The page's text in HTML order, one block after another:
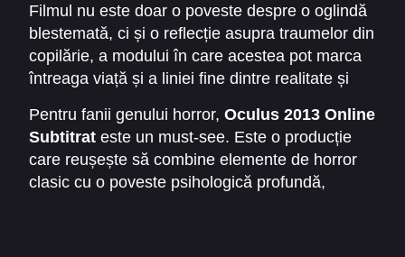
confuzie intenționată face caOculus 2013
Online Subtitratsă fie un horror psihologic
complex, care rămâne în mintea privitorului mult
după vizionare.
Filmul nu este doar o poveste despre o oglindă
blestemată, ci și o reflecție asupra traumelor din
copilărie, a modului în care acestea pot marca
întreaga viață și a liniei fine dintre realitate și
adresează nu doar celor care caută senzații tari,
ci și spectatorilor care apreciază profunzimea și
complexitatea narativă.
Pentru fanii genului horror, Oculus 2013 Online
Subtitrat este un must-see. Este o producție
care reușește să combine elemente de horror
clasic cu o poveste psihologică profundă,